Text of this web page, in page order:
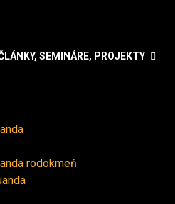
SEMINÁRE, PROJEKTY
rodokmeň